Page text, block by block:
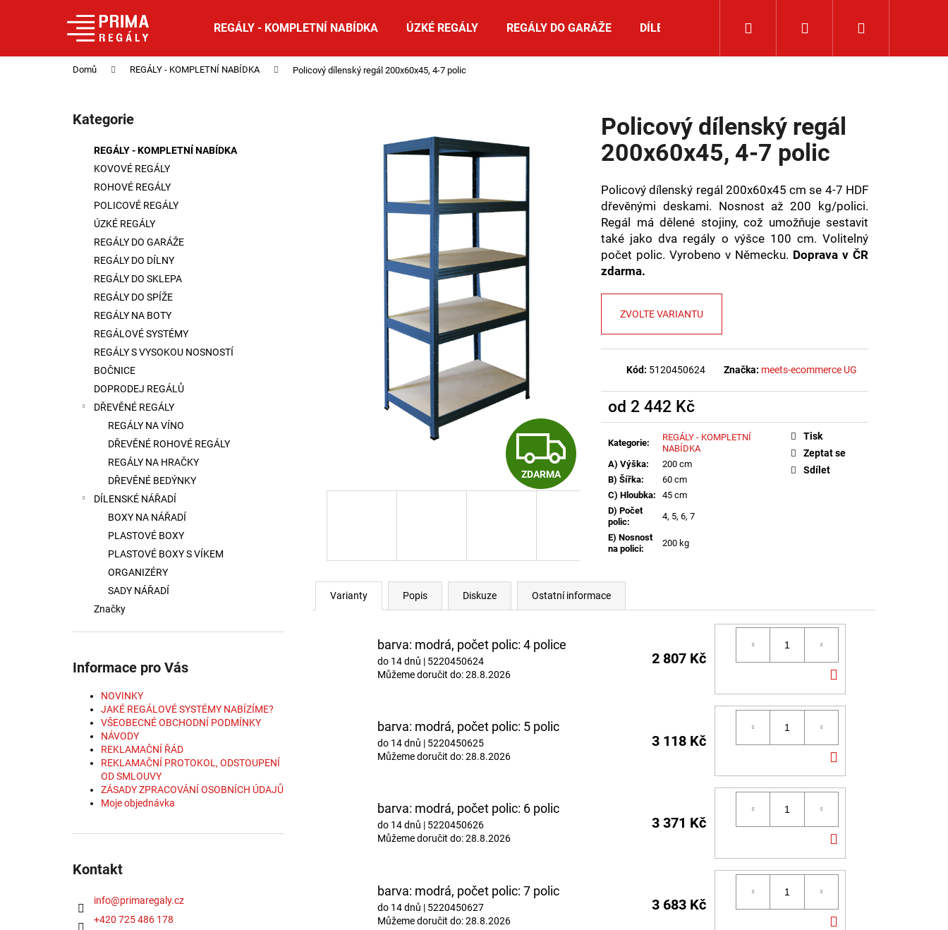
REGÁLY - KOMPLETNÍ NABÍDKA ÚZKÉ REGÁLY REGÁLY DO GARÁŽE DÍLENSKÉ NÁŘADÍ ROHOVÉ REGÁLY
Přihlášení
Domů REGÁLY - KOMPLETNÍ NABÍDKA Policový dílenský regál 200x60x45, 4-7 polic
Přeskočit
kategorie
Kategorie
REGÁLY - KOMPLETNÍ NABÍDKA
KOVOVÉ REGÁLY
ROHOVÉ REGÁLY
POLICOVÉ REGÁLY
ÚZKÉ REGÁLY
REGÁLY DO GARÁŽE
REGÁLY DO DÍLNY
REGÁLY DO SKLEPA
REGÁLY DO SPÍŽE
REGÁLY NA BOTY
REGÁLOVÉ SYSTÉMY
REGÁLY S VYSOKOU NOSNOSTÍ
BOČNICE
DOPRODEJ REGÁLŮ
DŘEVĚNÉ REGÁLY
REGÁLY NA VÍNO
DŘEVĚNÉ ROHOVÉ REGÁLY
REGÁLY NA HRAČKY
DŘEVĚNÉ BEDÝNKY
DÍLENSKÉ NÁŘADÍ
BOXY NA NÁŘADÍ
PLASTOVÉ BOXY
PLASTOVÉ BOXY S VÍKEM
ORGANIZÉRY
SADY NÁŘADÍ
Značky
Informace pro Vás
NOVINKY
JAKÉ REGÁLOVÉ SYSTÉMY NABÍZÍME?
VŠEOBECNÉ OBCHODNÍ PODMÍNKY
NÁVODY
REKLAMAČNÍ ŘÁD
REKLAMAČNÍ PROTOKOL, ODSTOUPENÍ
OD SMLOUVY
ZÁSADY ZPRACOVÁNÍ OSOBNÍCH ÚDAJŮ
Moje objednávka
Kontakt
info@primaregaly.cz
+420 725 486 178
Policový dílenský regál
200x60x45, 4-7 polic
Policový dílenský regál 200x60x45 cm se 4-7 HDF
dřevěnými deskami. Nosnost až 200 kg/polici.
Regál má dělené stojiny, což umožňuje sestavit
také jako dva regály o výšce 100 cm. Volitelný
počet polic. Vyrobeno v Německu. Doprava v ČR
zdarma.
ZVOLTE VARIANTU
Kód: 5120450624 Značka: meets-ecommerce UG
od 2 442 Kč
Měrná
Kategorie:
REGÁLY - KOMPLETNÍ
NABÍDKA
A) Výška:
200 cm
B) Šířka:
60 cm
C) Hloubka:
45 cm
D) Počet
polic:
4, 5, 6, 7
E) Nosnost
na polici:
200 kg
Tisk
Zeptat se
Sdílet
Z
D
A
R
M
ZDARMA
Varianty Popis Diskuze Ostatní informace
barva: modrá, počet polic: 4 police
do 14 dnů | 5220450624
Můžeme doručit do:28.8.2026
2 807 Kč
KOŠÍKU
barva: modrá, počet polic: 5 polic
do 14 dnů | 5220450625
Můžeme doručit do:28.8.2026
3 118 Kč
KOŠÍKU
barva: modrá, počet polic: 6 polic
do 14 dnů | 5220450626
Můžeme doručit do:28.8.2026
3 371 Kč
KOŠÍKU
barva: modrá, počet polic: 7 polic
do 14 dnů | 5220450627
Můžeme doručit do:28.8.2026
3 683 Kč
Zpět
do
Zpět
do
Co potřebujete najít?
Doporučujeme